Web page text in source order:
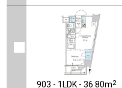
903 - 1LDK - 36.80m2